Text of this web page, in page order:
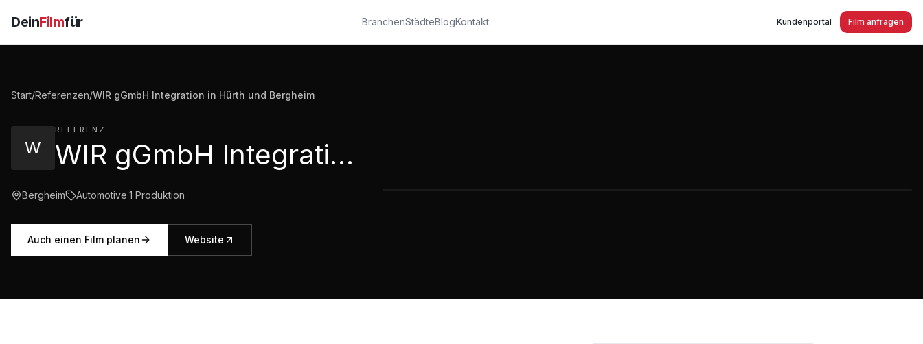
DeinFilmfür BranchenStädteBlogKontakt Kundenportal Film anfragen
Start/Referenzen/WIR gGmbH Integration in Hürth und Bergheim
W
REFERENZ
WIR gGmbH Integration in Hürth und Bergheim
Bergheim Automotive·1 Produktion
Auch einen Film planen Website